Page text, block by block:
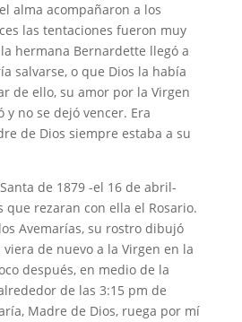
alma acompañaron a los
las tentaciones fueron muy
hermana Bernardette llegó a
salvarse, o que Dios la había
de ello, su amor por la Virgen
no se dejó vencer. Era
de Dios siempre estaba a su
de 1879 -el 16 de abril-
que rezaran con ella el Rosario.
Avemarías, su rostro dibujó
de nuevo a la Virgen en la
después, en medio de la
de las 3:15 pm de
Madre de Dios, ruega por mí